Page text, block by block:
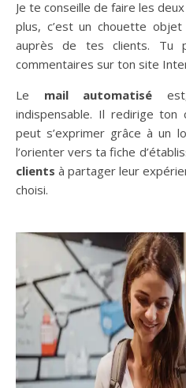
Je te conseille de faire les
plus, c’est un chouette
auprès de tes clients. Tu
commentaires sur ton site
Le mail automatisé
indispensable. Il redirige
peut s’exprimer grâce à un
l’orienter vers ta fiche
clients à partager leur
choisi.